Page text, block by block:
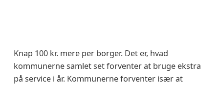
Knap 100 kr. mere per borger. Det er, hvad
kommunerne samlet set forventer at bruge ekstra
på service i år. Kommunerne forventer især at